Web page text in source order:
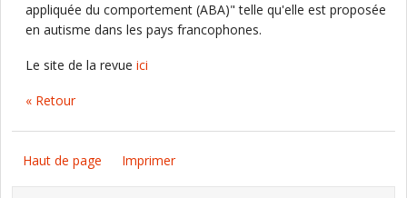
appliquée du comportement (ABA)" telle qu'elle est proposée
en autisme dans les pays francophones.
Le site de la revue ici
« Retour
Haut de page Imprimer